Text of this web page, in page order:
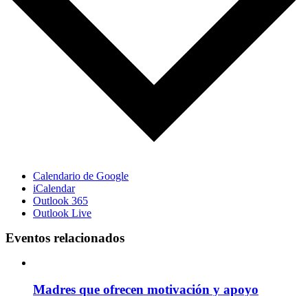
Calendario de Google
iCalendar
Outlook 365
Outlook Live
Eventos relacionados
Madres que ofrecen motivación y apoyo